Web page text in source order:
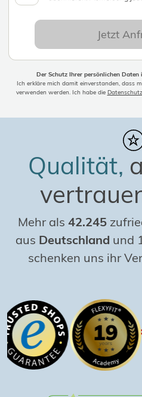
Jetzt
Der Schutz Ihrer persönlichen Daten
Ich erkläre mich damit einverstanden, dass
verwenden werden. Ich habe die
Qualität,
Mehr als 42.245
aus Deutschland und
schenken uns ihr